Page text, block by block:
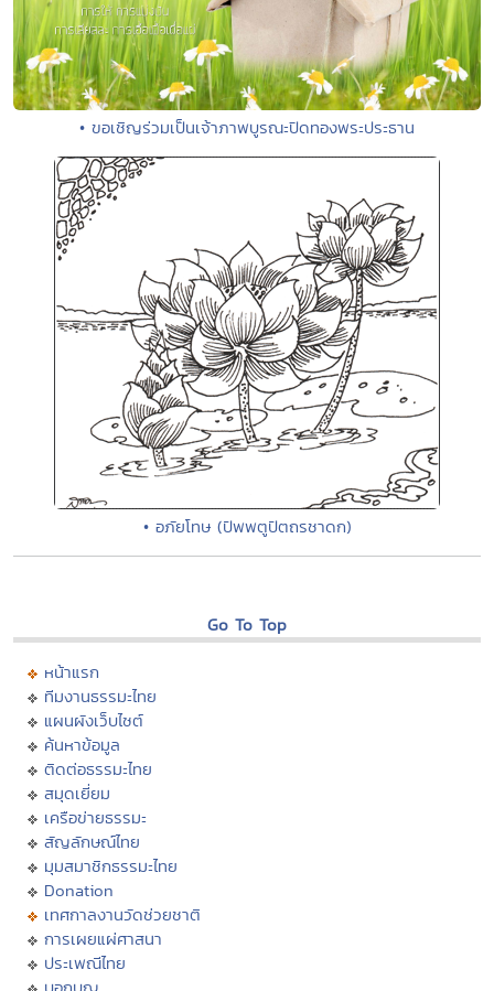
• ขอเชิญร่วมเป็นเจ้าภาพบูรณะปิดทองพระประธาน
• อภัยโทษ (ปัพพตูปัตถรชาดก)
Go To Top
หน้าแรก
ทีมงานธรรมะไทย
แผนผังเว็บไซต์
ค้นหาข้อมูล
ติดต่อธรรมะไทย
สมุดเยี่ยม
เครือข่ายธรรมะ
สัญลักษณ์ไทย
มุมสมาชิกธรรมะไทย
Donation
เทศกาลงานวัดช่วยชาติ
การเผยแผ่ศาสนา
ประเพณีไทย